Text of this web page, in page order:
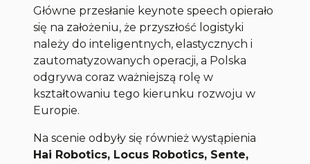
Główne przesłanie keynote speech opierało
się na założeniu, że przyszłość logistyki
należy do inteligentnych, elastycznych i
zautomatyzowanych operacji, a Polska
odgrywa coraz ważniejszą rolę w
kształtowaniu tego kierunku rozwoju w
Europie.
Na scenie odbyły się również wystąpienia
Hai Robotics, Locus Robotics, Sente,